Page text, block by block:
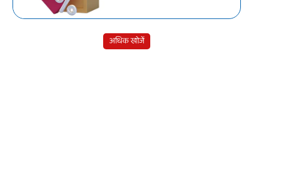
अधिक खोजें